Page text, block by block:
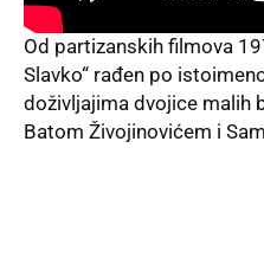
Od partizanskih filmova
Slavko“ rađen po
doživljajima dvojice malih
Batom Živojinovićem i